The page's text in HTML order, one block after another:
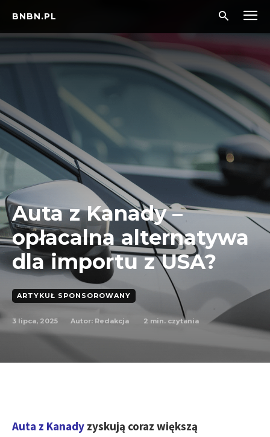
BNBN.PL
Auta z Kanady –
opłacalna alternatywa
dla importu z USA?
ARTYKUŁ SPONSOROWANY
3 lipca, 2025 Autor: Redakcja 2 min. czytania
Auta z Kanady zyskują coraz większą